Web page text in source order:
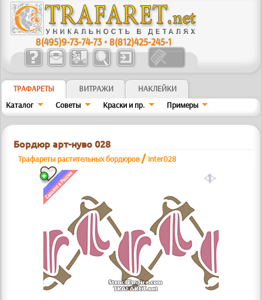
8(495)9-73-74-73 •8(812)425-245-1
ТРАФАРЕТЫ ВИТРАЖИ
НАКЛЕЙКИ
Каталог
Советы Краски и пр. Примеры
Бордюр арт-нуво 028
Трафареты растительных бордюров / inter028
a